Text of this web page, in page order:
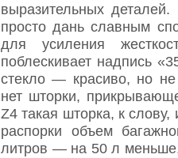
выразительных
просто дань славным
для усиления
поблескивает надпись
стекло — красиво, но
нет шторки,
Z4 такая шторка, к
распорки объем
литров — на 50 л